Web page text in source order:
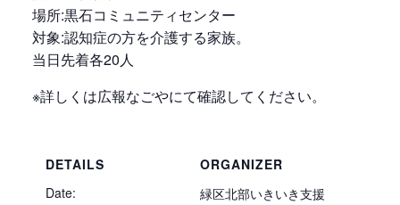
場所:黒石コミュニティセンター
対象:認知症の方を介護する家族。
当日先着各20人
※詳しくは広報なごやにて確認してください。
DETAILS
Date:
ORGANIZER
緑区北部いきいき支援